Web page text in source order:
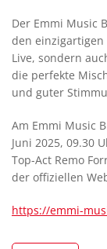
Der Emmi Music
den
Live, sondern
die perfekte
und guter
Am Emmi Music
Juni 2025, 09.30
Top-Act Remo
der offiziellen
https://emmi-